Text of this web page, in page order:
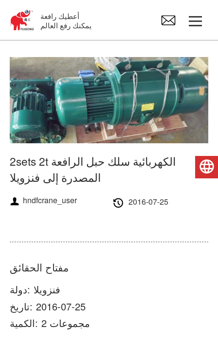
أعطيك رافعة
يمكنك رفع العالم
رافعة جسرية
رافعة علوية
الجيب كرين
رافعة كهربائية
قطع غيار كرين
اتصل بنا
2sets 2t الكهربائية سلك حبل الرافعة
المصدرة إلى فنزويلا
hndfcrane_user 2016-07-25
مفتاح الحقائق
دولة: فنزويلا
تاريخ: 2016-07-25
الكمية:
2 مجموعات
العربية